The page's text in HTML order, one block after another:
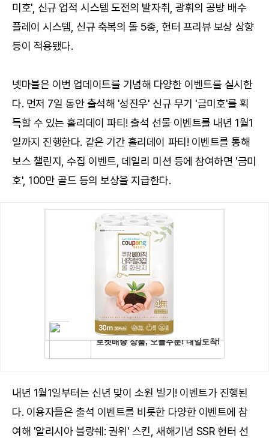
미호', 신규 업적 시스템 도전의 발자취, 광휘의 공방 배수
플레이 시스템, 신규 축복의 돌 5종, 헌터 프리뷰 보상 상향
등이 적용됐다.
넷마블은 이번 업데이트를 기념해 다양한 이벤트를 실시한
다. 먼저 7일 동안 출석해 '성진우' 신규 무기 '금미호'를 획
득할 수 있는 홀리데이 파티! 출석 선물 이벤트를 내년 1월1
일까지 진행한다. 같은 기간 홀리데이 파티! 이벤트를 통해
보스 챌린지, 수집 이벤트, 데일리 미션 등에 참여하면 '금미
호', 100만 골드 등의 보상을 지급한다.
내년 1월1일부터는 신년 맞이 소원 빌기! 이벤트가 진행된
다. 이용자들은 출석 이벤트를 비롯한 다양한 이벤트에 참
여해 '알리시아 블랑쉐: 권위' 스킨, 새해기념 SSR 헌터 선